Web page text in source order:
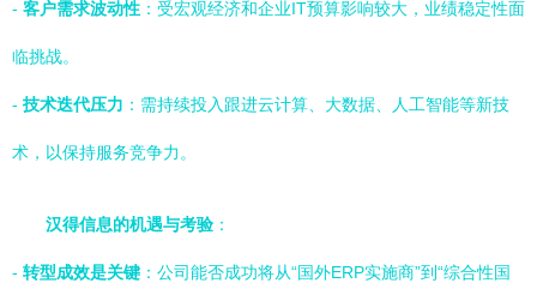
- 客户需求波动性 ：受宏观经济和企业IT预算影响较大，业绩稳定性面
临挑战。
- 技术迭代压力 ：需持续投入跟进云计算、大数据、人工智能等新技
术，以保持服务竞争力。
汉得信息的机遇与考验 ：
- 转型成效是关键 ：公司能否成功将从“国外ERP实施商”到“综合性国